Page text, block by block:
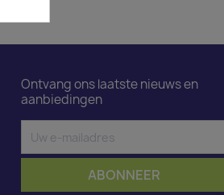
Ontvang ons laatste nieuws en
aanbiedingen